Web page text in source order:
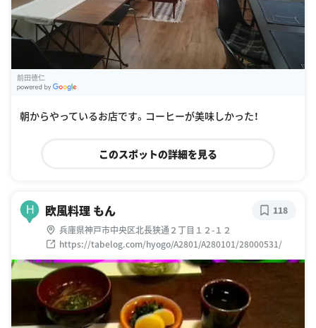
前田徳仁
朝からやっているお店です。コーヒーが美味しかった！
このスポットの詳細を見る
H 欧風料理 もん
兵庫県神戸市中央区北長狭通２丁目１２-１２
https://tabelog.com/hyogo/A2801/A280101/28000531/
118